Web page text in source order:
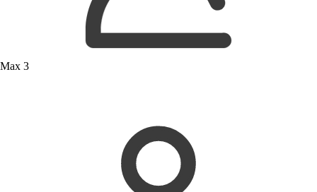
Max 3